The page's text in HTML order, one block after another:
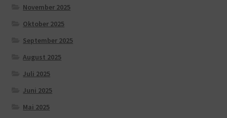
November 2025
Oktober 2025
September 2025
August 2025
Juli 2025
Juni 2025
Mai 2025